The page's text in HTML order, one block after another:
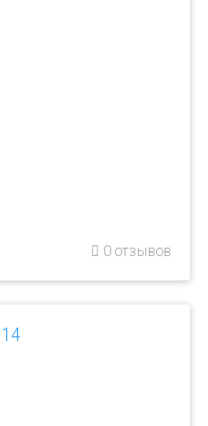
0 отзывов